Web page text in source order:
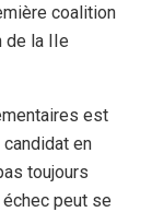
coalition
de la IIe
est
en
toujours
peut se